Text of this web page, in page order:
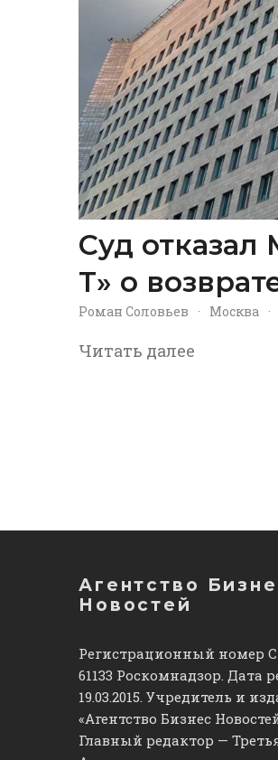
Суд
Т» о
Роман Соловьев · Москва ·
Читать далее
Агентство
Новостей
Регистрационный номер
61133 Роскомнадзор. Дата
19.03.2015. Учредитель и
«Агентство Бизнес
Главный редактор —